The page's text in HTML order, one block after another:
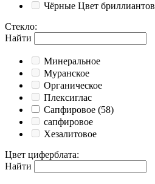
Чёрные Цвет бриллиантов
Стекло:
Найти
Минеральное
Муранское
Органическое
Плексиглас
Сапфировое (58)
сапфировое
Хезалитовое
Цвет циферблата:
Найти